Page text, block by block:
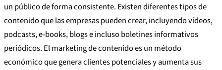
un público de forma consistente. Existen diferentes tipos de
contenido que las empresas pueden crear, incluyendo vídeos,
podcasts, e-books, blogs e incluso boletines informativos
periódicos. El marketing de contenido es un método
económico que genera clientes potenciales y aumenta sus